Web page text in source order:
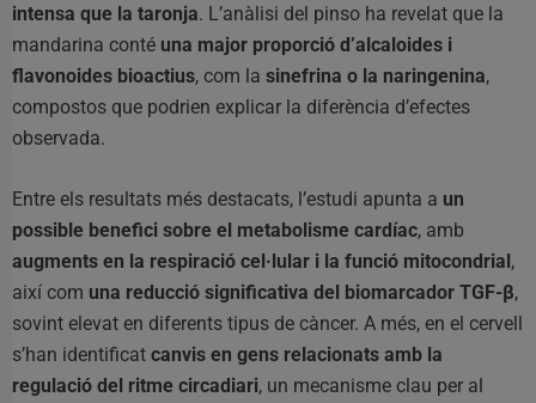
intensa que la taronja. L’anàlisi del pinso ha revelat que la
mandarina conté una major proporció d’alcaloides i
flavonoides bioactius, com la sinefrina o la naringenina,
compostos que podrien explicar la diferència d’efectes
observada.
Entre els resultats més destacats, l’estudi apunta a un
possible benefici sobre el metabolisme cardíac, amb
augments en la respiració cel·lular i la funció mitocondrial,
així com una reducció significativa del biomarcador TGF-β,
sovint elevat en diferents tipus de càncer. A més, en el cervell
s’han identificat canvis en gens relacionats amb la
regulació del ritme circadiari, un mecanisme clau per al